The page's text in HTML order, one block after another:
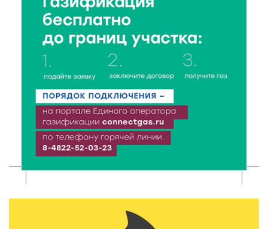
Доме культуры
7 Авг 2026 17:02 194
Названы первые победители программы «Земский
работник культуры» в Тверской области
7 Авг 2026 16:32 340
Без прав и лицензий: итоги проверки таксистов в
Твери
7 Авг 2026 16:02 304
рассказ о жизни пчёл